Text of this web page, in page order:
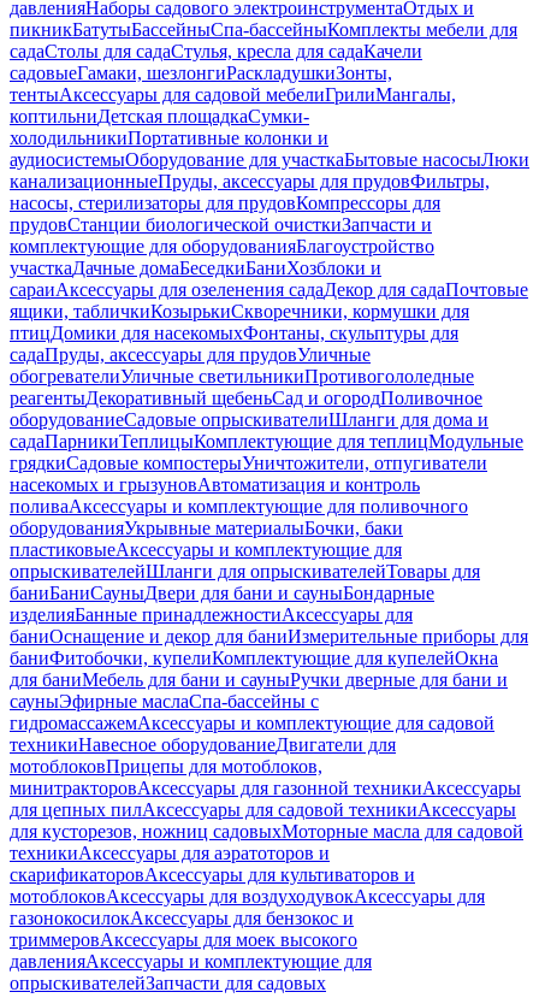
давленияНаборы садового электроинструментаОтдых и
пикникБатутыБассейныСпа-бассейныКомплекты мебели для
садаСтолы для садаСтулья, кресла для садаКачели
садовыеГамаки, шезлонгиРаскладушкиЗонты,
тентыАксессуары для садовой мебелиГрилиМангалы,
коптильниДетская площадкаСумки-
холодильникиПортативные колонки и
аудиосистемыОборудование для участкаБытовые насосыЛюки
канализационныеПруды, аксессуары для прудовФильтры,
насосы, стерилизаторы для прудовКомпрессоры для
прудовСтанции биологической очисткиЗапчасти и
комплектующие для оборудованияБлагоустройство
участкаДачные домаБеседкиБаниХозблоки и
сараиАксессуары для озеленения садаДекор для садаПочтовые
ящики, табличкиКозырькиСкворечники, кормушки для
птицДомики для насекомыхФонтаны, скульптуры для
садаПруды, аксессуары для прудовУличные
обогревателиУличные светильникиПротивогололедные
реагентыДекоративный щебеньСад и огородПоливочное
оборудованиеСадовые опрыскивателиШланги для дома и
садаПарникиТеплицыКомплектующие для теплицМодульные
грядкиСадовые компостерыУничтожители, отпугиватели
насекомых и грызуновАвтоматизация и контроль
поливаАксессуары и комплектующие для поливочного
оборудованияУкрывные материалыБочки, баки
пластиковыеАксессуары и комплектующие для
опрыскивателейШланги для опрыскивателейТовары для
баниБаниСауныДвери для бани и сауныБондарные
изделияБанные принадлежностиАксессуары для
баниОснащение и декор для баниИзмерительные приборы для
баниФитобочки, купелиКомплектующие для купелейОкна
для баниМебель для бани и сауныРучки дверные для бани и
сауныЭфирные маслаСпа-бассейны с
гидромассажемАксессуары и комплектующие для садовой
техникиНавесное оборудованиеДвигатели для
мотоблоковПрицепы для мотоблоков,
минитракторовАксессуары для газонной техникиАксессуары
для цепных пилАксессуары для садовой техникиАксессуары
для кусторезов, ножниц садовыхМоторные масла для садовой
техникиАксессуары для аэратоторов и
скарификаторовАксессуары для культиваторов и
мотоблоковАксессуары для воздуходувокАксессуары для
газонокосилокАксессуары для бензокос и
триммеровАксессуары для моек высокого
давленияАксессуары и комплектующие для
опрыскивателейЗапчасти для садовых